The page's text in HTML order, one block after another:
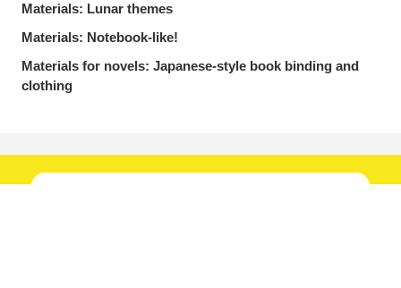
Materials: Lunar themes
Materials: Notebook-like!
Materials for novels: Japanese-style book binding and
clothing